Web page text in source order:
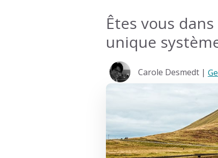
Êtes vous
unique
Carole Desmedt |